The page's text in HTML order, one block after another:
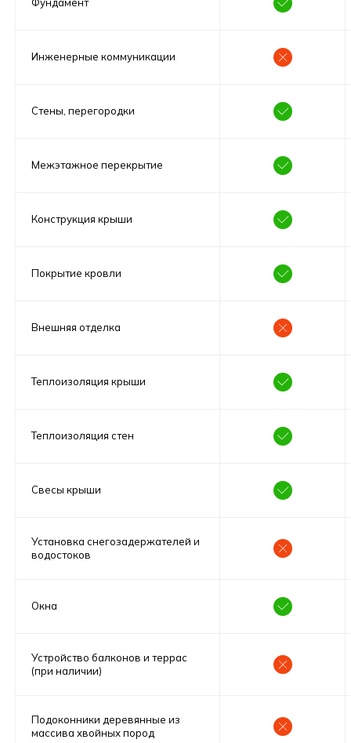
Фундамент
Инженерные коммуникации
Стены, перегородки
Межэтажное перекрытие
Конструкция крыши
Покрытие кровли
Внешняя отделка
Теплоизоляция крыши
Теплоизоляция стен
Свесы крыши
Установка снегозадержателей и
водостоков
Окна
Устройство балконов и террас
(при наличии)
Подоконники деревянные из
массива хвойных пород
Ипотека